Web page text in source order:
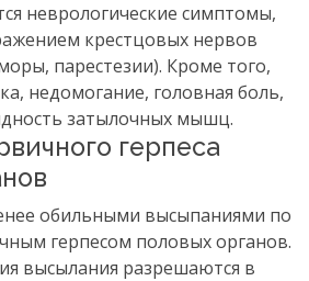
неврологические симптомы,
крестцовых нервов
парестезии). Кроме того,
недомогание, головная боль,
затылочных мышц.
герпеса
обильными высыпаниями по
герпесом половых органов.
высылания разрешаются в